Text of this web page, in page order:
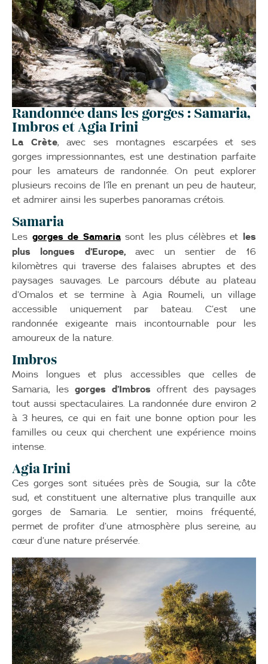
Randonnée dans les gorges : Samaria,
Imbros et Agia Irini
La Crète, avec ses montagnes escarpées et ses
gorges impressionnantes, est une destination parfaite
pour les amateurs de randonnée. On peut explorer
plusieurs recoins de l’île en prenant un peu de hauteur,
et admirer ainsi les superbes panoramas crétois.
Samaria
Les gorges de Samariasont les plus célèbres et les
plus longues d’Europe,avec un sentier de 16
kilomètres qui traverse des falaises abruptes et des
paysages sauvages. Le parcours débute au plateau
d’Omalos et se termine à Agia Roumeli, un village
accessible uniquement par bateau. C’est une
randonnée exigeante mais incontournable pour les
amoureux de la nature.
Imbros
Moins longues et plus accessibles que celles de
Samaria, les gorges d’Imbros offrent des paysages
tout aussi spectaculaires. La randonnée dure environ 2
à 3 heures, ce qui en fait une bonne option pour les
familles ou ceux qui cherchent une expérience moins
intense.
Agia Irini
Ces gorges sont situées près de Sougia, sur la côte
sud, et constituent une alternative plus tranquille aux
gorges de Samaria. Le sentier, moins fréquenté,
permet de profiter d’une atmosphère plus sereine, au
cœur d’une nature préservée.